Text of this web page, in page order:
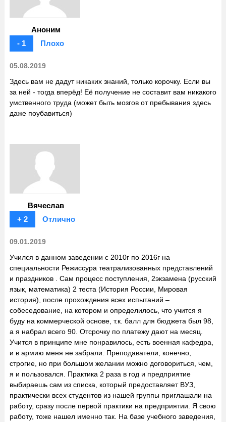
Аноним
- 1
Плохо
05.08.2019
Здесь вам не дадут никаких знаний, только корочку. Если вы
за ней - тогда вперёд! Её получение не составит вам никакого
умственного труда (может быть мозгов от пребывания здесь
даже поубавиться)
Вячеслав
+ 2
Отлично
09.01.2019
Учился в данном заведении с 2010г по 2016г на
специальности Режиссура театрализованных представлений
и праздников . Сам процесс поступления, 2экзамена (русский
язык, математика) 2 теста (История России, Мировая
история), после прохождения всех испытаний –
собеседование, на котором и определилось, что учится я
буду на коммерческой основе, т.к. балл для бюджета был 98,
а я набрал всего 90. Отсрочку по платежу дают на месяц.
Учится в принципе мне понравилось, есть военная кафедра,
и в армию меня не забрали. Преподаватели, конечно,
строгие, но при большом желании можно договориться, чем,
я и пользовался. Практика 2 раза в год и предприятие
выбираешь сам из списка, который предоставляет ВУЗ,
практически всех студентов из нашей группы приглашали на
работу, сразу после первой практики на предприятии. Я свою
работу, тоже нашел именно так. На базе учебного заведения,